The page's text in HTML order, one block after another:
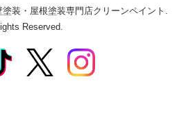
装・屋根塗装専門店クリーンペイント.
Reserved.